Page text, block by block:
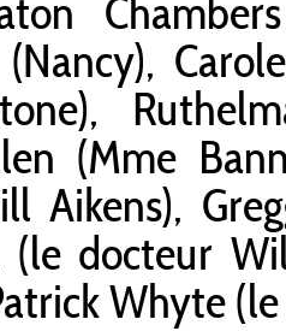
(Mme
Aikens),
(le docteur
Whyte